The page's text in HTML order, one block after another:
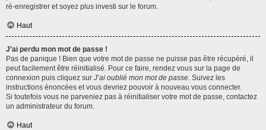
ré-enregistrer et soyez plus investi sur le forum.
Haut
J’ai perdu mon mot de passe !
Pas de panique ! Bien que votre mot de passe ne puisse pas être récupéré, il
peut facilement être réinitialisé. Pour ce faire, rendez vous sur la page de
connexion puis cliquez sur J’ai oublié mon mot de passe. Suivez les
instructions énoncées et vous devriez pouvoir à nouveau vous connecter.
Si toutefois vous ne parveniez pas à réinitialiser votre mot de passe, contactez
un administrateur du forum.
Haut